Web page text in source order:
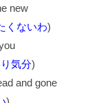
new
くないわ)
気分)
and gone